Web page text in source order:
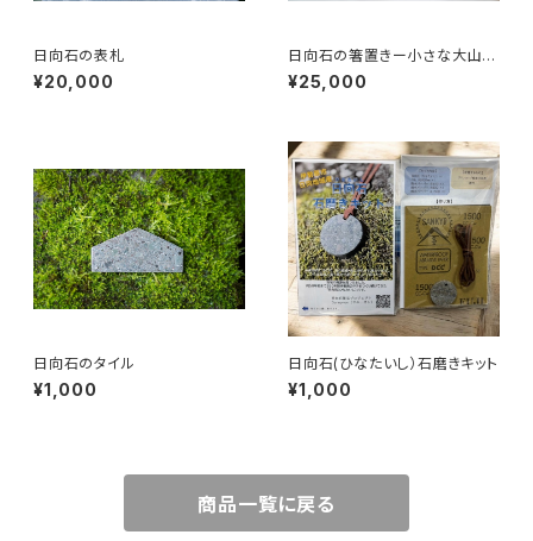
日向石の表札
¥20,000
日向石の箸置きー小さな大山を
食卓へー
¥25,000
日向石のタイル
¥1,000
日向石(ひなたいし）石磨きキット
¥1,000
商品一覧に戻る